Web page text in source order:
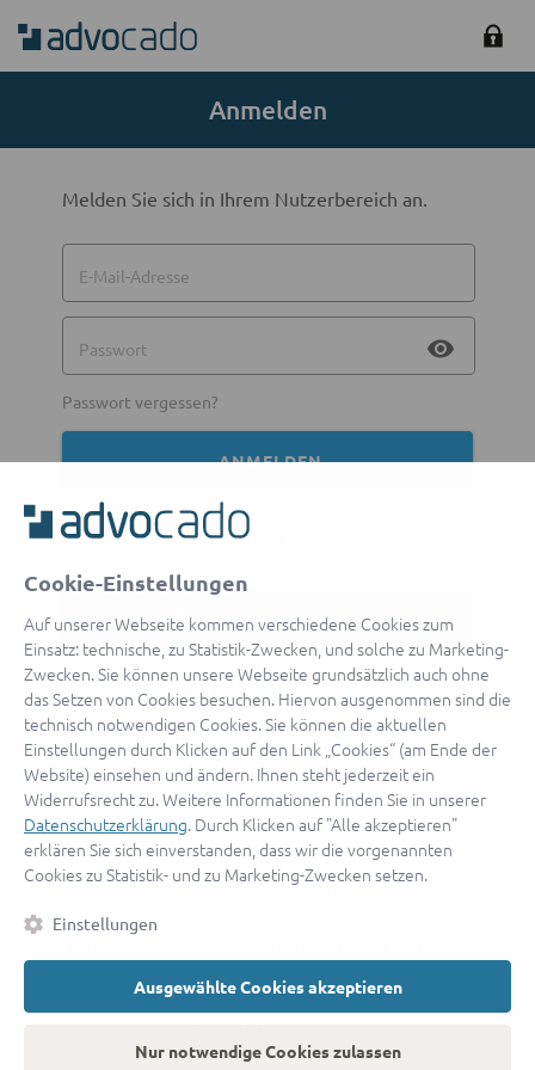
Anmelden
Melden Sie sich in Ihrem Nutzerbereich an.
E-Mail-Adresse
Passwort visibility
Passwort vergessen?
ANMELDEN
Mit Apple anmelden
Sign in with Google
By continuing, you are indicating that you accept ourTerms of
ServiceandPrivacy Policy.
Sie haben noch keinen Zugang?Hier registrieren
oder als Anwalt registrieren.
© 2026 advocado
Cookie-Einstellungen
Auf unserer Webseite kommen verschiedene Cookies zum
Einsatz: technische, zu Statistik-Zwecken, und solche zu Marketing-
Zwecken. Sie können unsere Webseite grundsätzlich auch ohne
das Setzen von Cookies besuchen. Hiervon ausgenommen sind die
technisch notwendigen Cookies. Sie können die aktuellen
Einstellungen durch Klicken auf den Link „Cookies“ (am Ende der
Website) einsehen und ändern. Ihnen steht jederzeit ein
Widerrufsrecht zu. Weitere Informationen finden Sie in unserer
Datenschutzerklärung. Durch Klicken auf "Alle akzeptieren"
erklären Sie sich einverstanden, dass wir die vorgenannten
Cookies zu Statistik- und zu Marketing-Zwecken setzen.
Einstellungen
Ausgewählte Cookies akzeptieren
Nur notwendige Cookies zulassen